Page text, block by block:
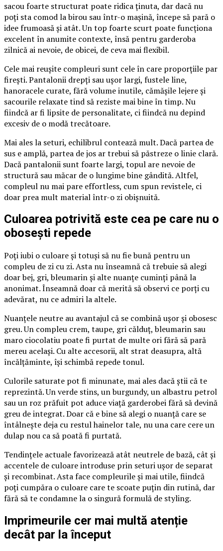
sacou foarte structurat poate ridica ținuta, dar dacă nu
poți sta comod la birou sau într-o mașină, începe să pară o
idee frumoasă și atât. Un top foarte scurt poate funcționa
excelent în anumite contexte, însă pentru garderoba
zilnică ai nevoie, de obicei, de ceva mai flexibil.
Cele mai reușite compleuri sunt cele în care proporțiile par
firești. Pantalonii drepți sau ușor largi, fustele line,
hanoracele curate, fără volume inutile, cămășile lejere și
sacourile relaxate tind să reziste mai bine în timp. Nu
fiindcă ar fi lipsite de personalitate, ci fiindcă nu depind
excesiv de o modă trecătoare.
Mai ales la seturi, echilibrul contează mult. Dacă partea de
sus e amplă, partea de jos ar trebui să păstreze o linie clară.
Dacă pantalonii sunt foarte largi, topul are nevoie de
structură sau măcar de o lungime bine gândită. Altfel,
compleul nu mai pare effortless, cum spun revistele, ci
doar prea mult material într-o zi obișnuită.
Culoarea potrivită este cea pe care nu o
obosești repede
Poți iubi o culoare și totuși să nu fie bună pentru un
compleu de zi cu zi. Asta nu înseamnă că trebuie să alegi
doar bej, gri, bleumarin și alte nuanțe cuminți până la
anonimat. Înseamnă doar că merită să observi ce porți cu
adevărat, nu ce admiri la altele.
Nuanțele neutre au avantajul că se combină ușor și obosesc
greu. Un compleu crem, taupe, gri călduț, bleumarin sau
maro ciocolatiu poate fi purtat de multe ori fără să pară
mereu același. Cu alte accesorii, alt strat deasupra, altă
încălțăminte, își schimbă repede tonul.
Culorile saturate pot fi minunate, mai ales dacă știi că te
reprezintă. Un verde stins, un burgundy, un albastru petrol
sau un roz prăfuit pot aduce viață garderobei fără să devină
greu de integrat. Doar că e bine să alegi o nuanță care se
întâlnește deja cu restul hainelor tale, nu una care cere un
dulap nou ca să poată fi purtată.
Tendințele actuale favorizează atât neutrele de bază, cât și
accentele de culoare introduse prin seturi ușor de separat
și recombinat. Asta face compleurile și mai utile, fiindcă
poți cumpăra o culoare care te scoate puțin din rutină, dar
fără să te condamne la o singură formulă de styling.
Imprimeurile cer mai multă atenție
decât par la început